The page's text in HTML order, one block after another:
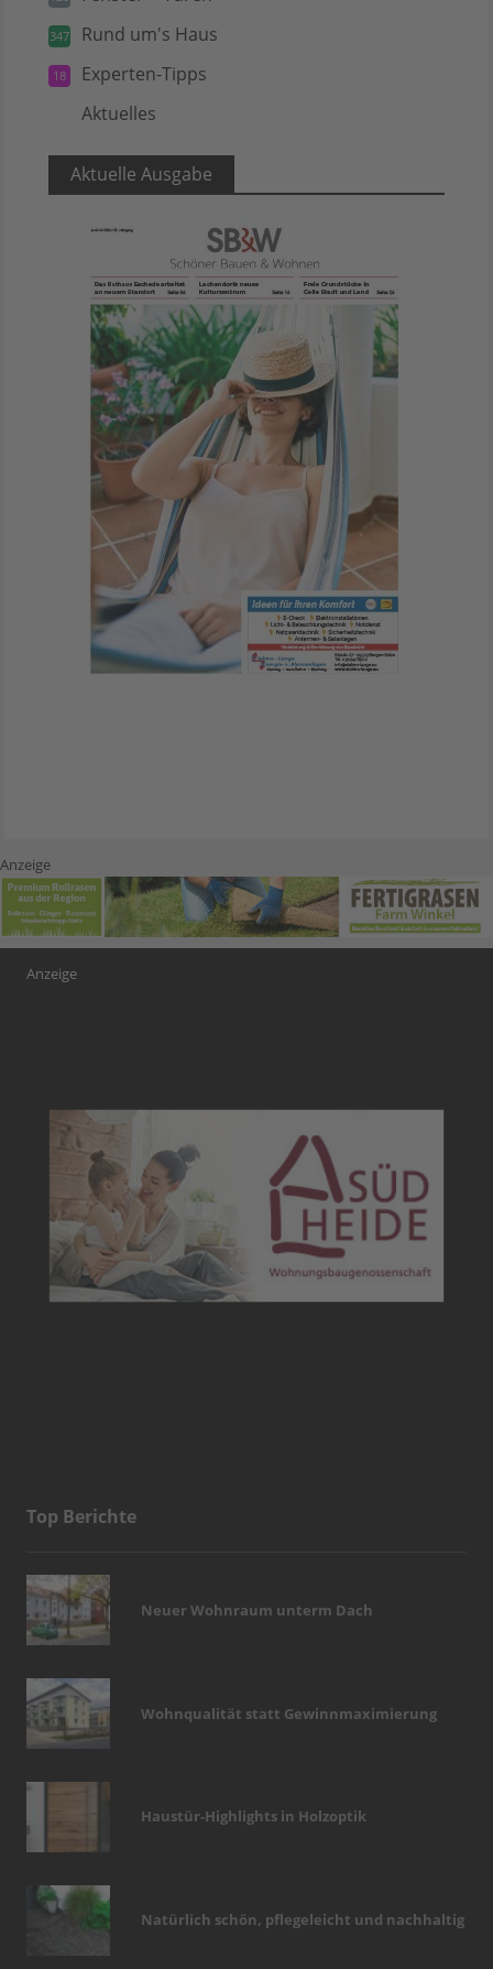
347 Rund um's Haus
18 Experten-Tipps
Aktuelles
Aktuelle Ausgabe
Anzeige
Anzeige
Top Berichte
Neuer Wohnraum unterm Dach
Wohnqualität statt Gewinnmaximierung
Haustür-Highlights in Holzoptik
Natürlich schön, pflegeleicht und nachhaltig